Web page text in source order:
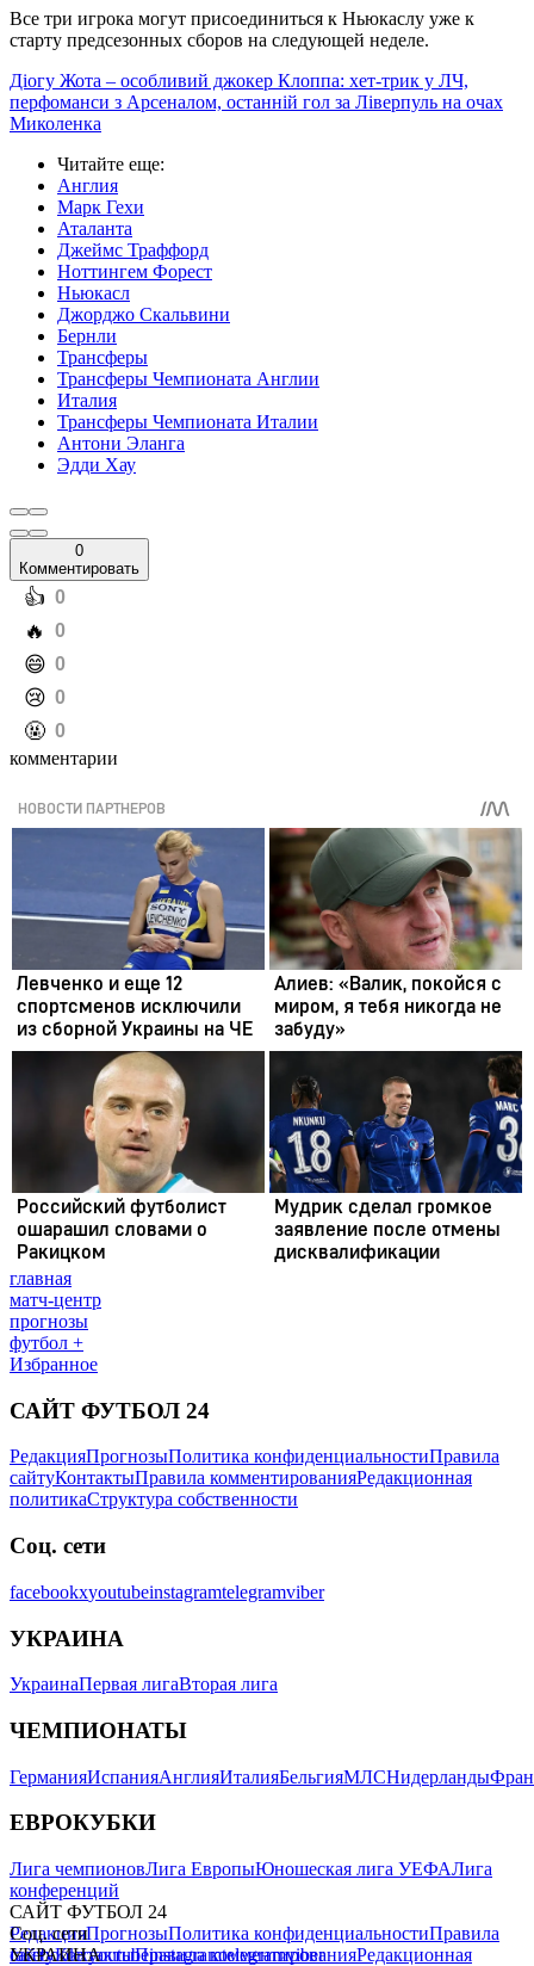
Все три игрока могут присоединиться к Ньюкаслу уже к
старту предсезонных сборов на следующей неделе.
Діогу Жота – особливий джокер Клоппа: хет-трик у ЛЧ,
перфоманси з Арсеналом, останній гол за Ліверпуль на очах
Миколенка
Читайте еще:
Англия
Марк Гехи
Аталанта
Джеймс Траффорд
Ноттингем Форест
Ньюкасл
Джорджо Скальвини
Бернли
Трансферы
Трансферы Чемпионата Англии
Италия
Трансферы Чемпионата Италии
Антони Эланга
Эдди Хау
0
Комментировать
️👍 0
️🔥 0
️😄 0
️😢 0
️🤬 0
комментарии
главная
матч-центр
прогнозы
футбол +
Избранное
САЙТ ФУТБОЛ 24
РедакцияПрогнозыПолитика конфиденциальностиПравила
сайтуКонтактыПравила комментированияРедакционная
политикаСтруктура собственности
Соц. сети
facebookxyoutubeinstagramtelegramviber
УКРАИНА
УкраинаПервая лигаВторая лига
ЧЕМПИОНАТЫ
ГерманияИспанияАнглияИталияБельгияМЛСНидерланды
ЕВРОКУБКИ
Лига чемпионовЛига ЕвропыЮношеская лига УЕФАЛига
конференций
САЙТ ФУТБОЛ 24
РедакцияПрогнозыПолитика конфиденциальностиПравила
сайтуКонтактыПравила комментированияРедакционная
Соц. сети
facebookxyoutubeinstagramtelegramviber
УКРАИНА